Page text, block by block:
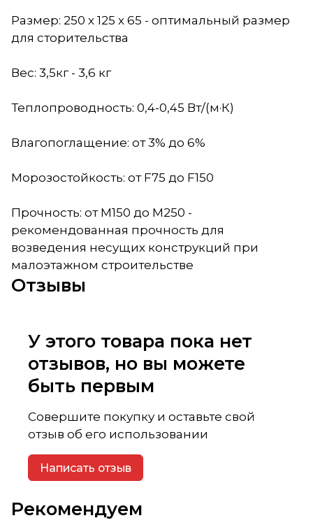
Размер: 250 х 125 х 65 - оптимальный размер
для сторительства
Вес: 3,5кг - 3,6 кг
Теплопроводность: 0,4-0,45 Вт/(м·К)
Влагопоглащение: от 3% до 6%
Морозостойкость: от F75 до F150
Прочность: от М150 до М250 -
рекомендованная прочность для
возведения несущих конструкций при
малоэтажном строительстве
Отзывы
У этого товара пока нет
отзывов, но вы можете
быть первым
Совершите покупку и оставьте свой
отзыв об его использовании
Написать отзыв
Рекомендуем